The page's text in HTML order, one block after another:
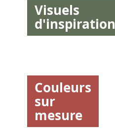
Visuels
d'inspiration
Couleurs
sur
mesure